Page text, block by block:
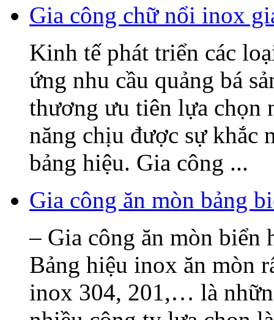
Gia công chữ nổi inox
Kinh tế phát triển các
ứng nhu cầu quảng bá
thương ưu tiên lựa chọn
năng chịu được sự khắc
bảng hiệu. Gia công ...
Gia công ăn mòn bảng
– Gia công ăn mòn biển
Bảng hiệu inox ăn mòn
inox 304, 201,… là